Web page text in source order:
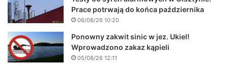
Prace potrwają do końca października
06/08/26 10:20
Ponowny zakwit sinic w jez. Ukiel!
Wprowadzono zakaz kąpieli
05/08/26 12:11